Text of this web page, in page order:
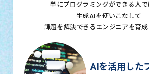
単にプログラミングができる人で
生成AIを使いこなして
課題を解決できるエンジニアを育成
AIを活用した